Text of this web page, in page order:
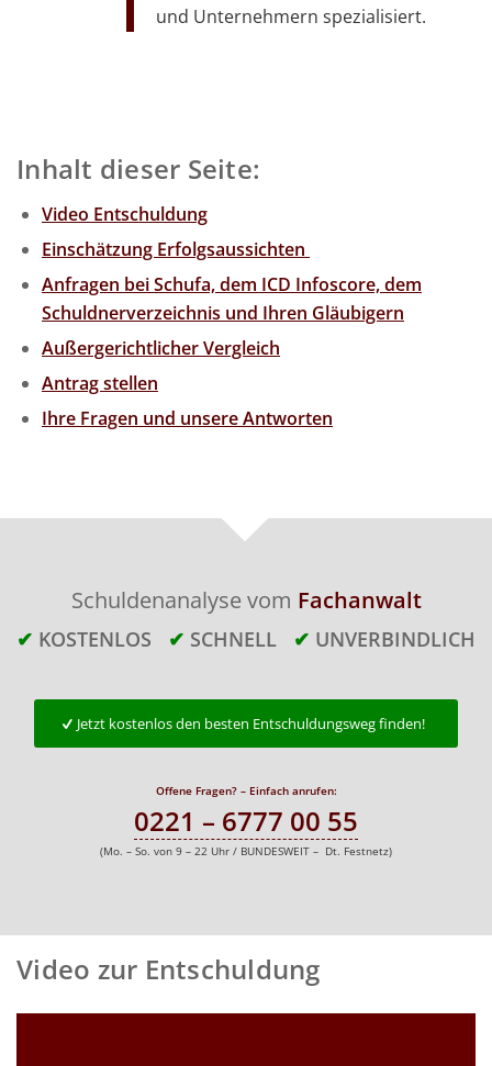
und Unternehmern spezialisiert.
Inhalt dieser Seite:
Video Entschuldung
Einschätzung Erfolgsaussichten
Anfragen bei Schufa, dem ICD Infoscore, dem
Schuldnerverzeichnis und Ihren Gläubigern
Außergerichtlicher Vergleich
Antrag stellen
Ihre Fragen und unsere Antworten
Schuldenanalyse vom Fachanwalt
✔ KOSTENLOS ✔ SCHNELL ✔ UNVERBINDLICH
Jetzt kostenlos den besten Entschuldungsweg finden!
Offene Fragen? – Einfach anrufen:
0221 – 6777 00 55
(Mo. – So. von 9 – 22 Uhr / BUNDESWEIT – Dt. Festnetz)
Video zur Entschuldung